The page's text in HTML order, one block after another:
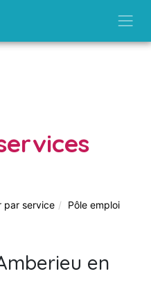
par service
Pôle emploi
en